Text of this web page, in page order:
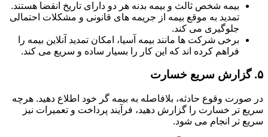
بیمه شخص ثالث و بیمه بدنه هر دو دارای تاریخ انقضا هستند.
تمدید به موقع بیمه از جریمه های قانونی و مشکلات احتمالی
جلوگیری می کند.
برخی شرکت ها مانند بیمه آسیا، امکان تمدید آنلاین بیمه را
فراهم کرده اند که این کار را بسیار ساده و سریع می کند.
۵. گزارش سریع خسارت
در صورت وقوع حادثه، بلافاصله به بیمه گر خود اطلاع دهید. هرچه
سریع تر خسارت را گزارش دهید، فرآیند پرداخت و تعمیرات نیز
سریع تر انجام می شود.